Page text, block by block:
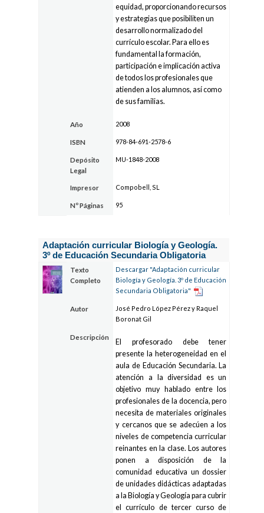
equidad, proporcionando recursos
y estrategias que posibiliten un
desarrollo normalizado del
currículo escolar. Para ello es
fundamental la formación,
participación e implicación activa
de todos los profesionales que
atienden a los alumnos, así como
de sus familias.
Año 2008
ISBN 978-84-691-2578-6
Depósito
Legal
MU-1848-2008
Impresor Compobell, SL
Nº Páginas 95
Adaptación curricular Biología y Geología.
3º de Educación Secundaria Obligatoria
Texto
Completo
Descargar "Adaptación curricular
Biología y Geología. 3º de Educación
Secundaria Obligatoria"
Autor
José Pedro López Pérez y Raquel
Boronat Gil
Descripción
El profesorado debe tener
presente la heterogeneidad en el
aula de Educación Secundaria. La
atención a la diversidad es un
objetivo muy hablado entre los
profesionales de la docencia, pero
necesita de materiales originales
y cercanos que se adecúen a los
niveles de competencia curricular
reinantes en la clase. Los autores
ponen a disposición de la
comunidad educativa un dossier
de unidades didácticas adaptadas
a la Biología y Geología para cubrir
el currículo de tercer curso de